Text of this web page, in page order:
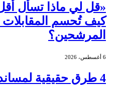
«قل لي ماذا تسأل
كيف تُحسم المقابلات
المرشحين؟
6 أغسطس، 2026
4 طرق حقيقية لمساندة زميل يمر بمحنة